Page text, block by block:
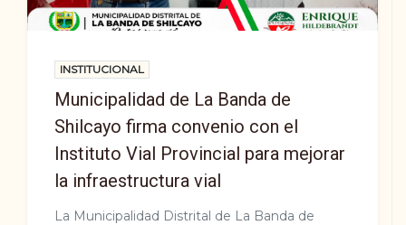
INSTITUCIONAL
Municipalidad de La Banda de
Shilcayo firma convenio con el
Instituto Vial Provincial para mejorar
la infraestructura vial
La Municipalidad Distrital de La Banda de